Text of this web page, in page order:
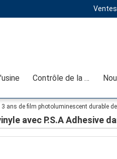
Contrôle de la qualité
3 ans de film photoluminescent durable
avec P.S.A Adhesive